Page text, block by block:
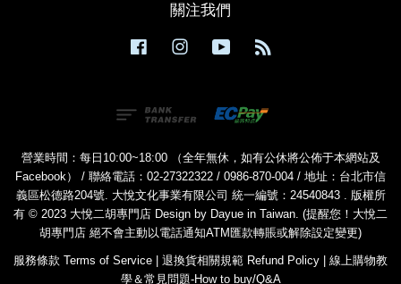
關注我們
Facebook Instagram YouTube
營業時間：每日10:00~18:00 （全年無休，如有公休將公佈于本網站及
Facebook） / 聯絡電話：02-27322322 / 0986-870-004 / 地址：台北市信
義區松德路204號. 大悅文化事業有限公司 統一編號：24540843 . 版權所
有 © 2023 大悅二胡專門店 Design by Dayue in Taiwan. (提醒您！大悅二
胡專門店 絕不會主動以電話通知ATM匯款轉賬或解除設定變更)
服務條款 Terms of Service 退換貨相關規範 Refund Policy
線上購物教
學＆常見問題-How to buy/Q&A